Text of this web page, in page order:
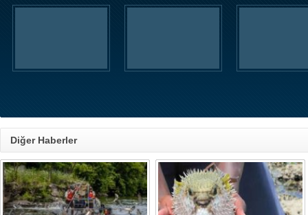
Diğer Haberler